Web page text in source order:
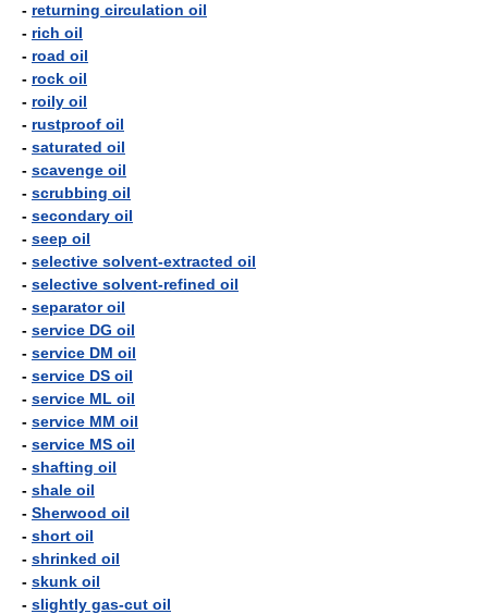
- returning circulation oil
- rich oil
- road oil
- rock oil
- roily oil
- rustproof oil
- saturated oil
- scavenge oil
- scrubbing oil
- secondary oil
- seep oil
- selective solvent-extracted oil
- selective solvent-refined oil
- separator oil
- service DG oil
- service DM oil
- service DS oil
- service ML oil
- service MM oil
- service MS oil
- shafting oil
- shale oil
- Sherwood oil
- short oil
- shrinked oil
- skunk oil
- slightly gas-cut oil